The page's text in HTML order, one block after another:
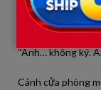
Cuối cùng anh
“Anh… không ký.
Cánh cửa phòng